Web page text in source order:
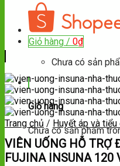
Giỏ hàng / 0₫
Chưa có sản
Giỏ hàng
Chưa có sản phẩm
Trang chủ / Huyết áp và
VIÊN UỐNG HỖ TRỢ
FUJINA INSUNA 120